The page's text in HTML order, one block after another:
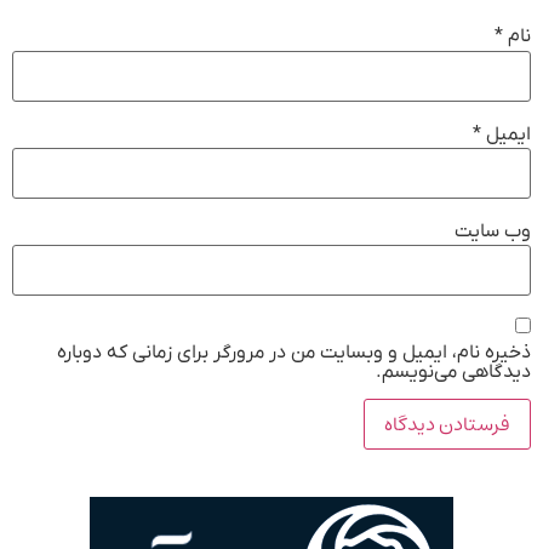
نام *
ایمیل *
وب‌ سایت
ذخیره نام، ایمیل و وبسایت من در مرورگر برای زمانی که دوباره
دیدگاهی می‌نویسم.